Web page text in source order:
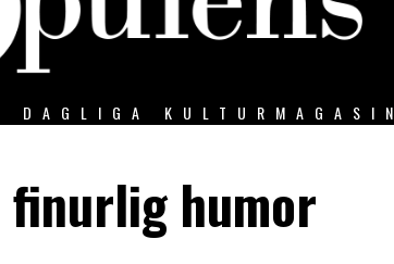
DAGLIGA KULTURMAGASIN
finurlig humor